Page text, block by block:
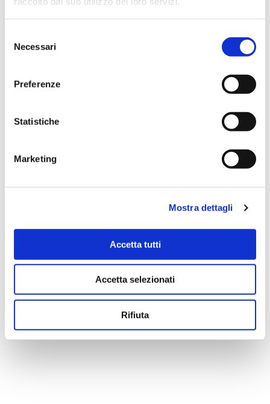
delNecessari
Preferenze
Statistiche
Marketing
Mostra dettagli
Accetta tutti
Accetta selezionati
Rifiuta